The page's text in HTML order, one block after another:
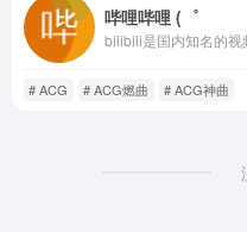
哔哩哔哩 (゜
# ACG # ACG燃曲 # ACG神曲